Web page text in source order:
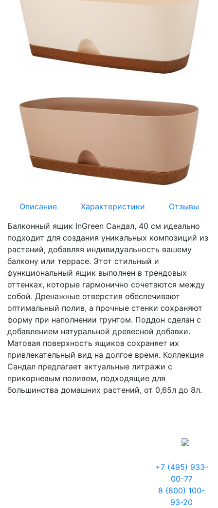
Описание Характеристики
Отзывы
Балконный ящик InGreen Сандал, 40 см идеально
подходит для создания уникальных композиций из
растений, добавляя индивидуальность вашему
балкону или террасе. Этот стильный и
функциональный ящик выполнен в трендовых
оттенках, которые гармонично сочетаются между
собой. Дренажные отверстия обеспечивают
оптимальный полив, а прочные стенки сохраняют
форму при наполнении грунтом. Поддон сделан с
добавлением натуральной древесной добавки.
Матовая поверхность ящиков сохраняет их
привлекательный вид на долгое время. Коллекция
Сандал предлагает актуальные литражи с
прикорневым поливом, подходящие для
большинства домашних растений, от 0,65л до 8л.
+7 (495) 933-
00-77
8 (800) 100-
93-20